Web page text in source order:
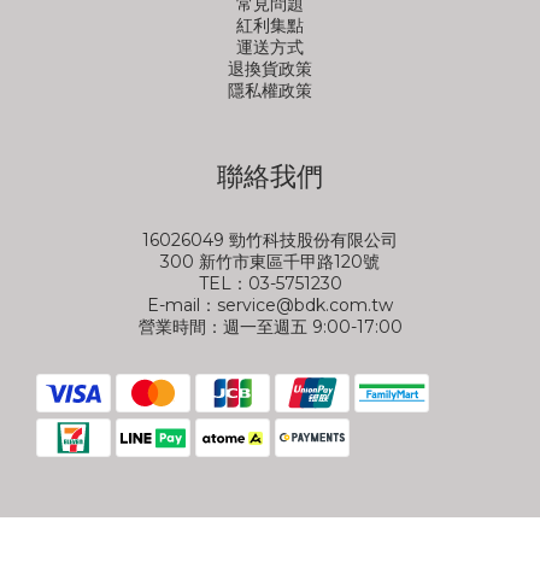
紅利集點
運送方式
退換貨政策
隱私權政策
聯絡我們
16026049 勁竹科技股份有限公司
300 新竹市東區千甲路120號
TEL：03-5751230
E-mail：service@bdk.com.tw
營業時間：週一至週五 9:00-17:00